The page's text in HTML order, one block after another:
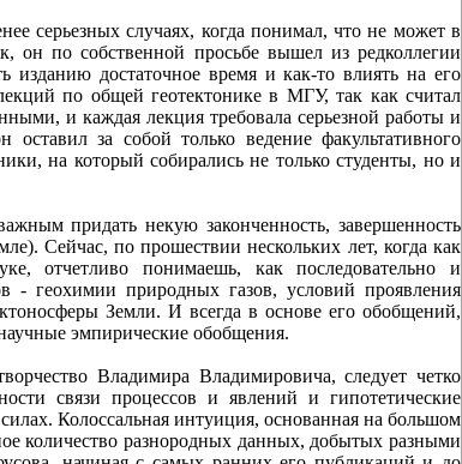
серьезных случаях, когда понимал, что не может в
он по собственной просьбе вышел из редколлегии
изданию достаточное время и как-то влиять на его
по общей геотектонике в МГУ, так как считал
и каждая лекция требовала серьезной работы и
за собой только ведение факультативного
на который собирались не только студенты, но и
придать некую законченность, завершенность
Сейчас, по прошествии нескольких лет, когда как
отчетливо понимаешь, как последовательно и
- геохимии природных газов, условий проявления
Земли. И всегда в основе его обобщений,
эмпирические обобщения.
Владимира Владимировича, следует четко
связи процессов и явлений и гипотетические
Колоссальная интуиция, основанная на большом
количество разнородных данных, добытых разными